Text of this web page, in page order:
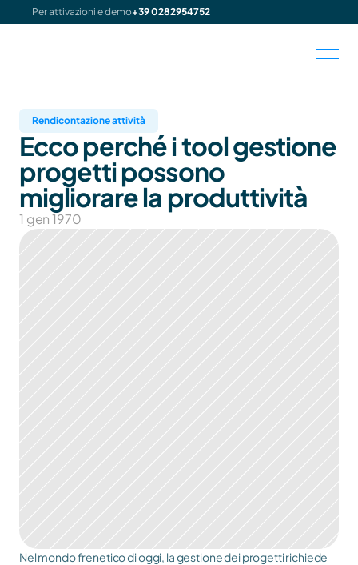
Per attivazioni e demo+39 0282954752
Rendicontazione attività
Ecco perché i tool gestione
progetti possono
migliorare la produttività
1 gen 1970
Nel mondo frenetico di oggi, la gestione dei progetti richiede